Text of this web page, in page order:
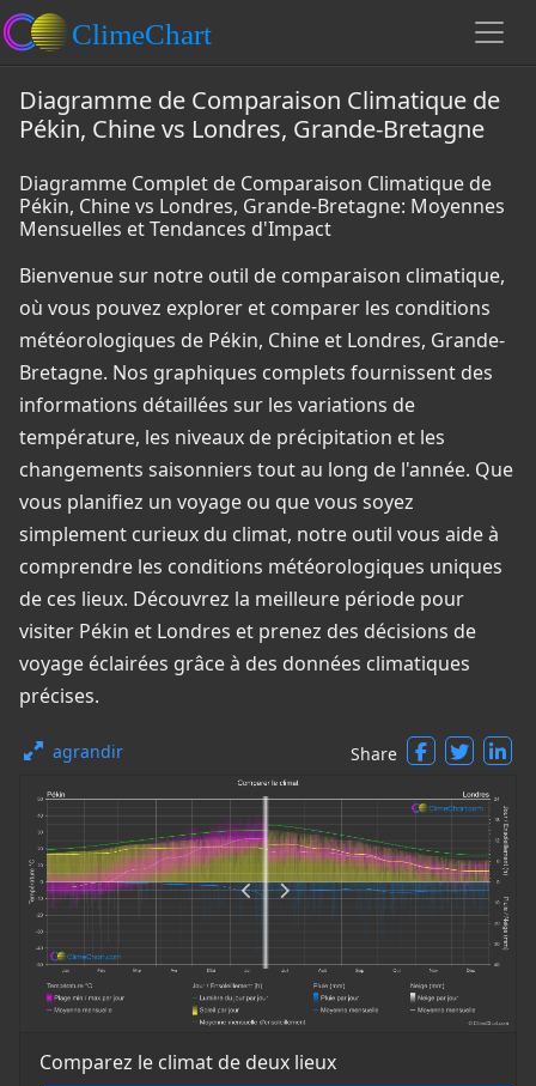
Diagramme de Comparaison Climatique de
Pékin, Chine vs Londres, Grande-Bretagne
Diagramme Complet de Comparaison Climatique de
Pékin, Chine vs Londres, Grande-Bretagne: Moyennes
Mensuelles et Tendances d'Impact
Bienvenue sur notre outil de comparaison climatique,
où vous pouvez explorer et comparer les conditions
météorologiques de Pékin, Chine et Londres, Grande-
Bretagne. Nos graphiques complets fournissent des
informations détaillées sur les variations de
température, les niveaux de précipitation et les
changements saisonniers tout au long de l'année. Que
vous planifiez un voyage ou que vous soyez
simplement curieux du climat, notre outil vous aide à
comprendre les conditions météorologiques uniques
de ces lieux. Découvrez la meilleure période pour
visiter Pékin et Londres et prenez des décisions de
voyage éclairées grâce à des données climatiques
précises.
agrandir Share
Comparez le climat de deux lieux